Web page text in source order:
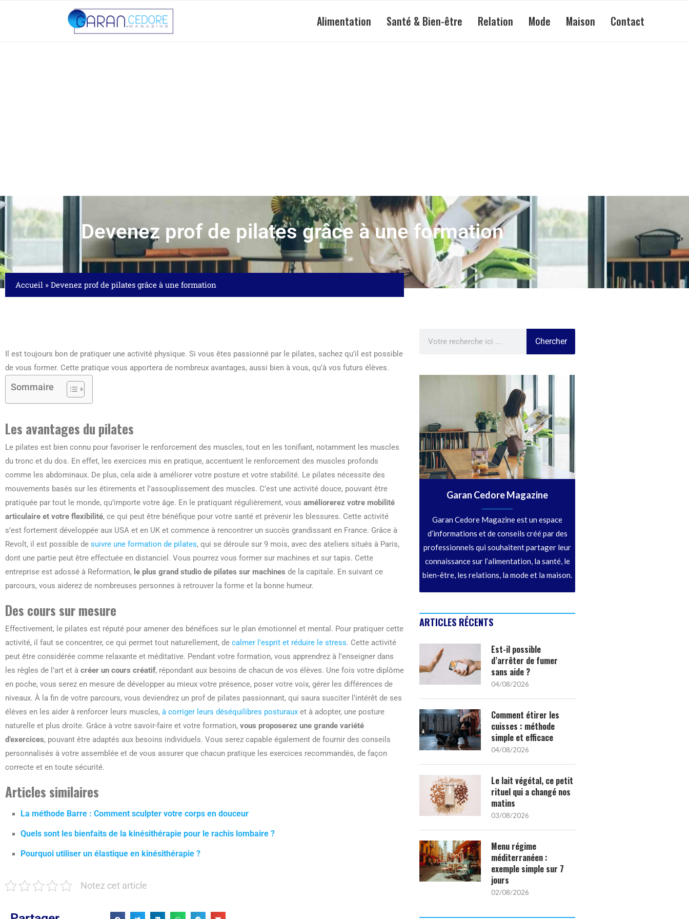
Alimentation Santé & Bien-être Relation Mode Maison Contact
Devenez prof de pilates grâce à une formation
Accueil » Devenez prof de pilates grâce à une formation
Il est toujours bon de pratiquer une activité physique. Si vous êtes passionné par le pilates, sachez qu’il est possible
de vous former. Cette pratique vous apportera de nombreux avantages, aussi bien à vous, qu’à vos futurs élèves.
Sommaire
Les avantages du pilates
Le pilates est bien connu pour favoriser le renforcement des muscles, tout en les tonifiant, notamment les muscles
du tronc et du dos. En effet, les exercices mis en pratique, accentuent le renforcement des muscles profonds
comme les abdominaux. De plus, cela aide à améliorer votre posture et votre stabilité. Le pilates nécessite des
mouvements basés sur les étirements et l’assouplissement des muscles. C’est une activité douce, pouvant être
pratiquée par tout le monde, qu’importe votre âge. En le pratiquant régulièrement, vous améliorerez votre mobilité
articulaire et votre flexibilité, ce qui peut être bénéfique pour votre santé et prévenir les blessures. Cette activité
s’est fortement développée aux USA et en UK et commence à rencontrer un succès grandissant en France. Grâce à
Revolt, il est possible de suivre une formation de pilates, qui se déroule sur 9 mois, avec des ateliers situés à Paris,
dont une partie peut être effectuée en distanciel. Vous pourrez vous former sur machines et sur tapis. Cette
entreprise est adossé à Reformation, le plus grand studio de pilates sur machines de la capitale. En suivant ce
parcours, vous aiderez de nombreuses personnes à retrouver la forme et la bonne humeur.
Des cours sur mesure
Effectivement, le pilates est réputé pour amener des bénéfices sur le plan émotionnel et mental. Pour pratiquer cette
activité, il faut se concentrer, ce qui permet tout naturellement, de calmer l’esprit et réduire le stress. Cette activité
peut être considérée comme relaxante et méditative. Pendant votre formation, vous apprendrez à l’enseigner dans
les règles de l’art et à créer un cours créatif, répondant aux besoins de chacun de vos élèves. Une fois votre diplôme
en poche, vous serez en mesure de développer au mieux votre présence, poser votre voix, gérer les différences de
niveaux. À la fin de votre parcours, vous deviendrez un prof de pilates passionnant, qui saura susciter l’intérêt de ses
élèves en les aider à renforcer leurs muscles, à corriger leurs déséquilibres posturaux et à adopter, une posture
naturelle et plus droite. Grâce à votre savoir-faire et votre formation, vous proposerez une grande variété
d’exercices, pouvant être adaptés aux besoins individuels. Vous serez capable également de fournir des conseils
personnalisés à votre assemblée et de vous assurer que chacun pratique les exercices recommandés, de façon
correcte et en toute sécurité.
Articles similaires
La méthode Barre : Comment sculpter votre corps en douceur
Quels sont les bienfaits de la kinésithérapie pour le rachis lombaire ?
Pourquoi utiliser un élastique en kinésithérapie ?
Notez cet article
Chercher
Garan Cedore Magazine
Garan Cedore Magazine est un espace
d’informations et de conseils créé par des
professionnels qui souhaitent partager leur
connaissance sur l’alimentation, la santé, le
bien-être, les relations, la mode et la maison.
ARTICLES RÉCENTS
Est-il possible
d’arrêter de fumer
sans aide ?
04/08/2026
Comment étirer les
cuisses : méthode
simple et efficace
04/08/2026
Le lait végétal, ce petit
rituel qui a changé nos
matins
03/08/2026
Menu régime
méditerranéen :
exemple simple sur 7
jours
02/08/2026